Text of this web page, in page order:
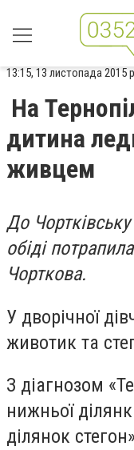
13:15, 13 листопада 2015
На
дитина
живцем
До
обіді
Чорткова.
У дворічної
животик та
З діагнозом
нижньої
ділянок